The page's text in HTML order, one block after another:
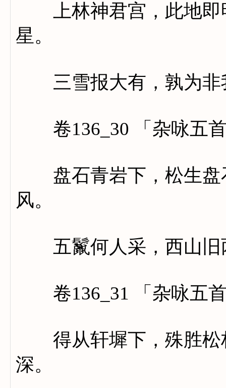
上林神君宫，此地即
星。
三雪报大有，孰为非
卷136_30 「杂咏五首
盘石青岩下，松生盘
风。
五鬣何人采，西山旧
卷136_31 「杂咏五首
得从轩墀下，殊胜松
深。